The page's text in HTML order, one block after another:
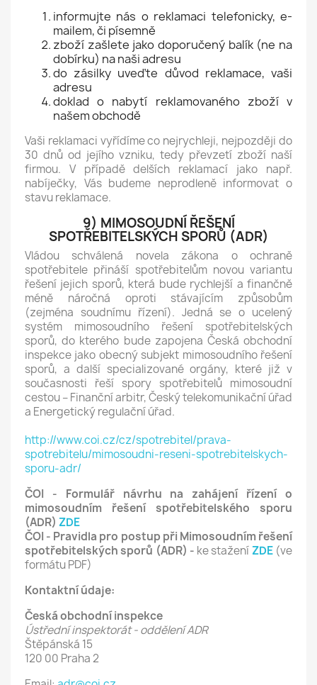
informujte nás o reklamaci telefonicky, e-
mailem, či písemně
zboží zašlete jako doporučený balík (ne na
dobírku) na naši adresu
do zásilky uveďte důvod reklamace, vaši
adresu
doklad o nabytí reklamovaného zboží v
našem obchodě
Vaši reklamaci vyřídíme co nejrychleji, nejpozději do
30 dnů od jejího vzniku, tedy převzetí zboží naší
firmou. V případě delších reklamací jako např.
nabíječky, Vás budeme neprodleně informovat o
stavu reklamace.
9) MIMOSOUDNÍ ŘEŠENÍ
SPOTŘEBITELSKÝCH SPORŮ (ADR)
Vládou schválená novela zákona o ochraně
spotřebitele přináší spotřebitelům novou variantu
řešení jejich sporů, která bude rychlejší a finančně
méně náročná oproti stávajícím způsobům
(zejména soudnímu řízení). Jedná se o ucelený
systém mimosoudního řešení spotřebitelských
sporů, do kterého bude zapojena Česká obchodní
inspekce jako obecný subjekt mimosoudního řešení
sporů, a další specializované orgány, které již v
současnosti řeší spory spotřebitelů mimosoudní
cestou – Finanční arbitr, Český telekomunikační úřad
a Energetický regulační úřad.
http://www.coi.cz/cz/spotrebitel/prava-
spotrebitelu/mimosoudni-reseni-spotrebitelskych-
sporu-adr/
ČOI - Formulář návrhu na zahájení řízení o
mimosoudním řešení spotřebitelského sporu
(ADR) ZDE
ČOI - Pravidla pro postup při Mimosoudním řešení
spotřebitelských sporů (ADR) - ke stažení ZDE(ve
formátu PDF)
Kontaktní údaje:
Česká obchodní inspekce
Ústřední inspektorát - oddělení ADR
Štěpánská 15
120 00 Praha 2